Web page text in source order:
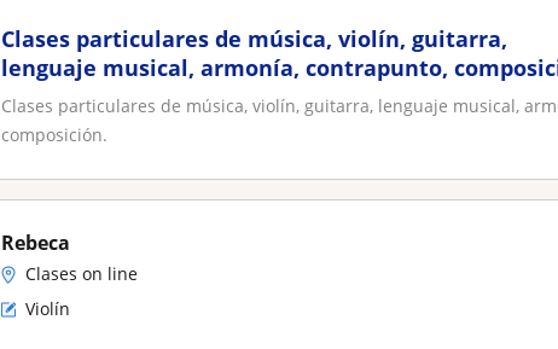
Clases particulares de música, violín, guitarra,
lenguaje musical, armonía, contrapunto,
Clases particulares de música, violín, guitarra, lenguaje musical,
composición.
Rebeca
Clases on line
Violín